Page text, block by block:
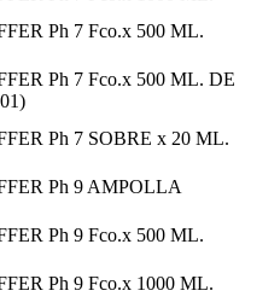
Ph 7 Fco.x 500 ML.
Ph 7 Fco.x 500 ML. DE
Ph 7 SOBRE x 20 ML.
Ph 9 AMPOLLA
Ph 9 Fco.x 500 ML.
Ph 9 Fco.x 1000 ML.